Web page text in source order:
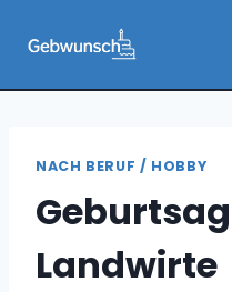
Inhalt
springen
NACH BERUF / HOBBY
Landwirte